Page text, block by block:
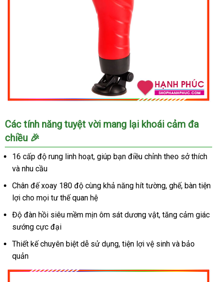
Âm
Đạo
Giả
Crazy
Bull
Delia
Rung
Xoay
SHP910
Kích
Thích
Mạnh
Các tính năng tuyệt vời mang lại khoái cảm đa
chiều 🎉
16 cấp độ rung linh hoạt, giúp bạn điều chỉnh theo sở thích
và nhu cầu
Chân đế xoay 180 độ cùng khả năng hít tường, ghế, bàn tiện
lợi cho mọi tư thế quan hệ
Độ đàn hồi siêu mềm mịn ôm sát dương vật, tăng cảm giác
sướng cực đại
Thiết kế chuyên biệt dễ sử dụng, tiện lợi vệ sinh và bảo
quản